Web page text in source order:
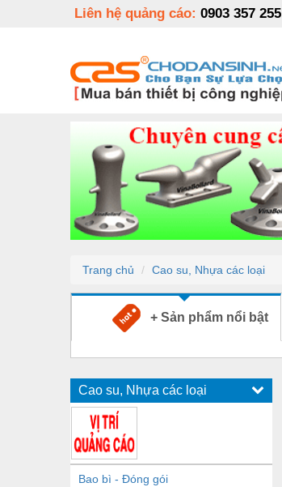
Liên hệ quảng cáo: 0903 357 255
Trang chủ Cao su, Nhựa các loại
+ Sản phẩm nổi bật
Cao su, Nhựa các loại
Bao bì - Đóng gói